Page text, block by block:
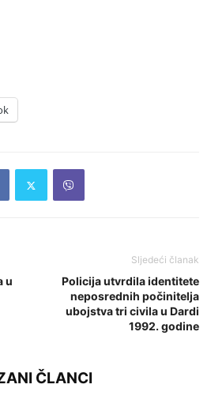
u
Sljedeći članak
Policija utvrdila identitete
neposrednih počinitelja
ubojstva tri civila u Dardi
1992. godine
ČLANCI